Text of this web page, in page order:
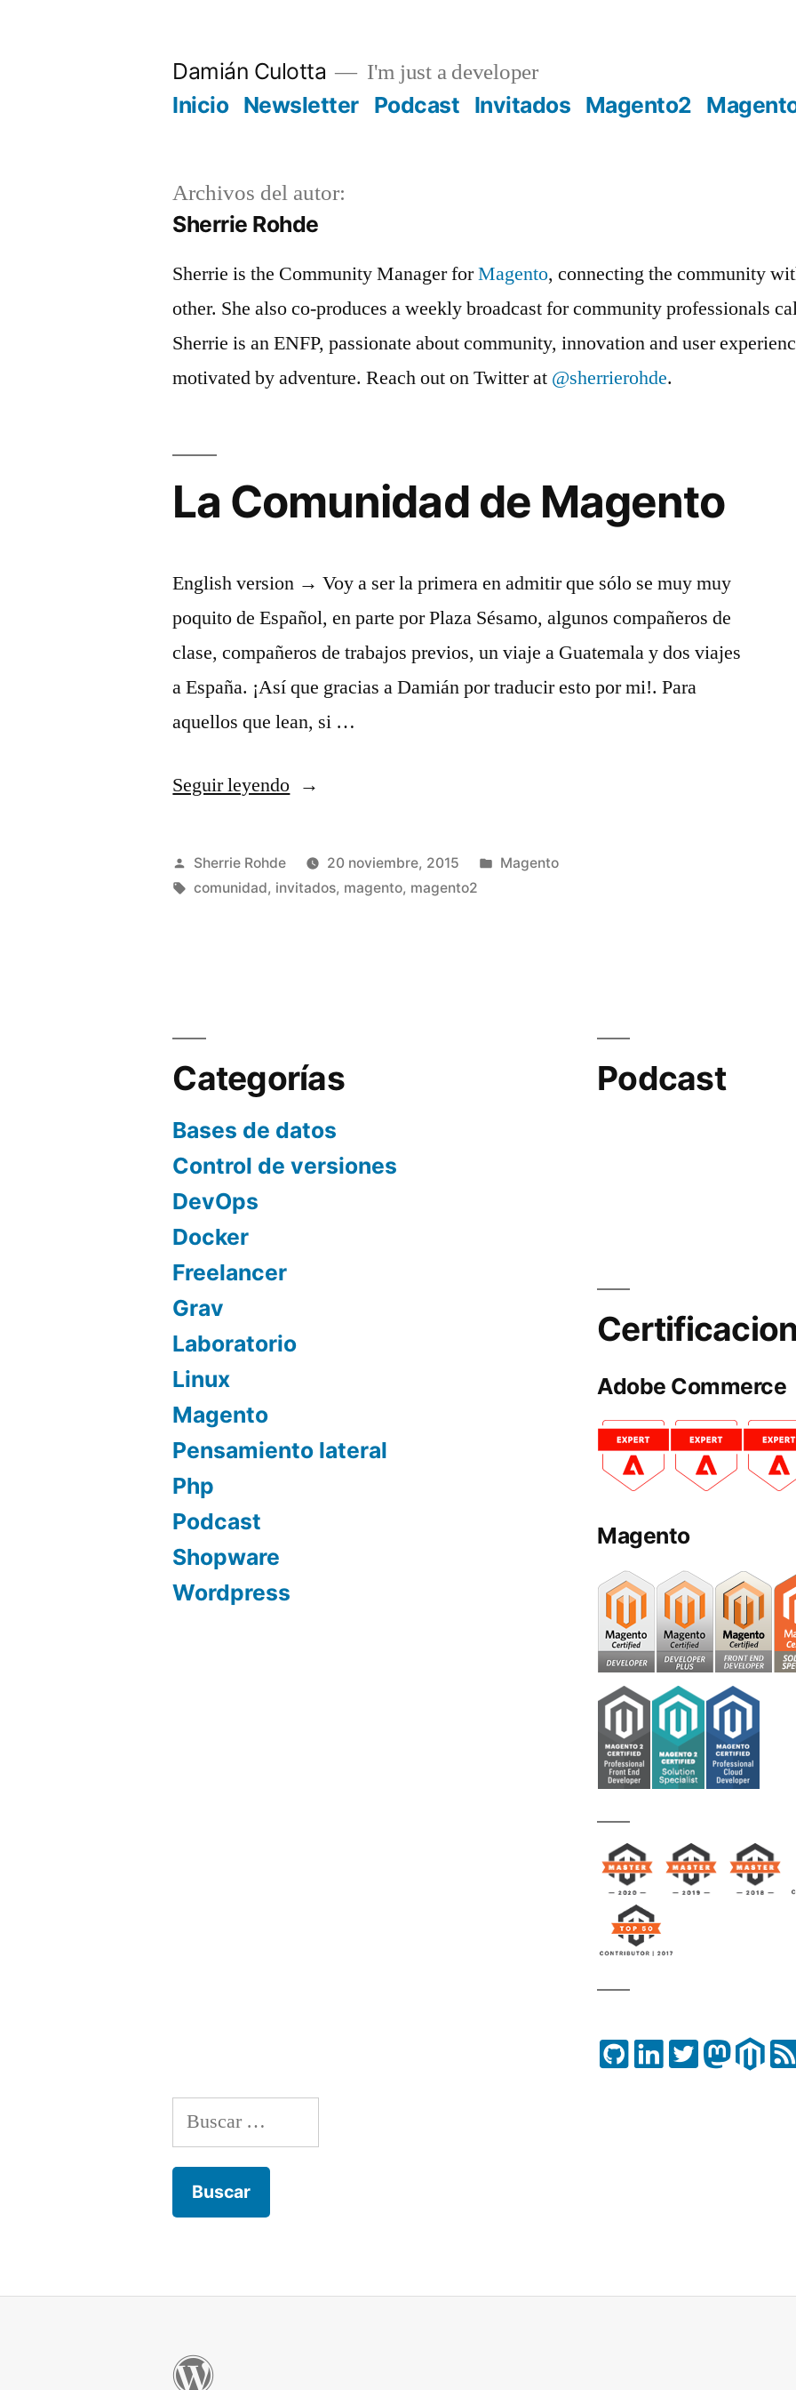
Damián Culotta I'm just a developer
Inicio Newsletter Podcast Invitados Magento2
Archivos del autor:
Sherrie Rohde
Sherrie is the Community Manager forMagento, connecting the community
other. She also co-produces a weekly broadcast for community professionals
Sherrie is an ENFP, passionate about community, innovation and user
motivated by adventure. Reach out on Twitter at @sherrierohde.
La Comunidad de Magento
English version → Voy a ser la primera en admitir que sólo se muy muy
poquito de Español, en parte por Plaza Sésamo, algunos compañeros de
clase, compañeros de trabajos previos, un viaje a Guatemala y dos viajes
a España. ¡Así que gracias a Damián por traducir esto por mi!. Para
aquellos que lean, si …
Seguir leyendo«La
Magento»
Publicado
por
Sherrie Rohde 20 noviembre, 2015
Publicado
Magento
Etiquetas:
comunidad, invitados, magento, magento2
Categorías
Bases de datos
Control de versiones
DevOps
Docker
Freelancer
Grav
Laboratorio
Linux
Magento
Pensamiento lateral
Php
Podcast
Shopware
Wordpress
Podcast
Adobe Commerce
Magento
Buscar: